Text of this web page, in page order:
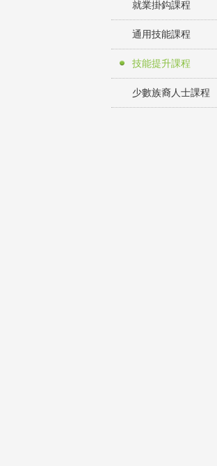
就業掛鈎課程
通用技能課程
技能提升課程
少數族裔人士課程